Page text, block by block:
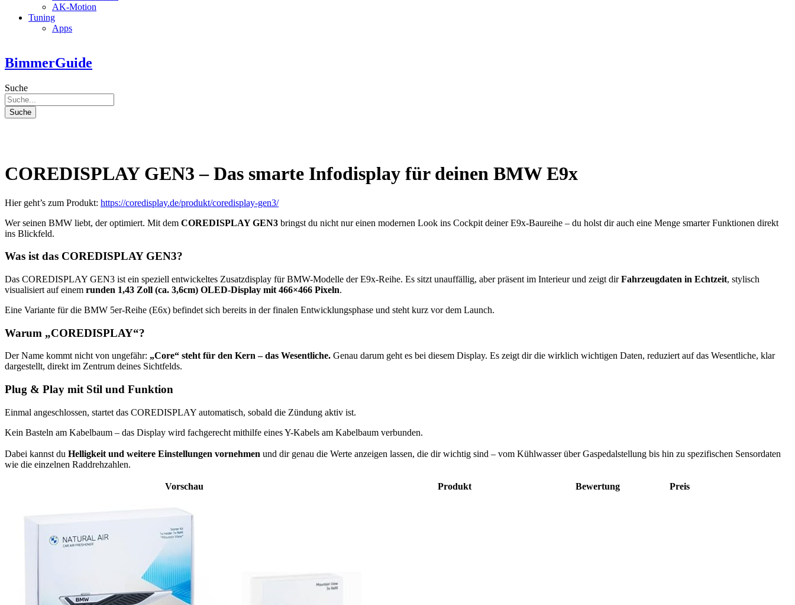
AK-Motion
Tuning
Apps
BimmerGuide
Suche
Suche
COREDISPLAY GEN3 – Das smarte Infodisplay für deinen BMW E9x
Hier geht’s zum Produkt: https://coredisplay.de/produkt/coredisplay-gen3/
Wer seinen BMW liebt, der optimiert. Mit dem COREDISPLAY GEN3 bringst du nicht nur einen modernen Look ins Cockpit deiner E9x-Baureihe – du holst dir auch eine Menge smarter Funktionen direkt
ins Blickfeld.
Was ist das COREDISPLAY GEN3?
Das COREDISPLAY GEN3 ist ein speziell entwickeltes Zusatzdisplay für BMW-Modelle der E9x-Reihe. Es sitzt unauffällig, aber präsent im Interieur und zeigt dirFahrzeugdaten in Echtzeit, stylisch
visualisiert auf einem runden 1,43 Zoll (ca. 3,6cm) OLED-Display mit 466×466 Pixeln.
Eine Variante für die BMW 5er-Reihe (E6x) befindet sich bereits in der finalen Entwicklungsphase und steht kurz vor dem Launch.
Warum „COREDISPLAY“?
Der Name kommt nicht von ungefähr: „Core“ steht für den Kern – das Wesentliche. Genau darum geht es bei diesem Display. Es zeigt dir die wirklich wichtigen Daten, reduziert auf das Wesentliche, klar
dargestellt, direkt im Zentrum deines Sichtfelds.
Plug & Play mit Stil und Funktion
Einmal angeschlossen, startet das COREDISPLAY automatisch, sobald die Zündung aktiv ist.
Kein Basteln am Kabelbaum – das Display wird fachgerecht mithilfe eines Y-Kabels am Kabelbaum verbunden.
Dabei kannst du Helligkeit und weitere Einstellungen vornehmen und dir genau die Werte anzeigen lassen, die dir wichtig sind – vom Kühlwasser über Gaspedalstellung bis hin zu spezifischen Sensordaten
wie die einzelnen Raddrehzahlen.
Vorschau Produkt Bewertung Preis